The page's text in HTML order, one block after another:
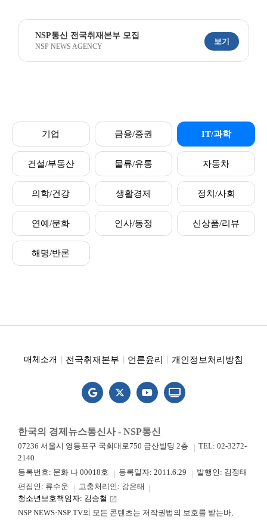
NSP통신 전국취재본부 모집
NSP NEWS AGENCY
보기
기업 금융/증권 IT/과학
건설/부동산 물류/유통 자동차
의학/건강 생활경제 정치/사회
연예/문화 인사/동정 신상품/리뷰
해명/반론
매체소개 전국취재본부 언론윤리 개인정보처리방침
한국의 경제뉴스통신사 - NSP통신
07236 서울시 영등포구 국회대로750 금산빌딩 2층
TEL: 02-3272-
2140
등록번호: 문화 나 00018호
등록일자: 2011.6.29
발행인: 김정태
편집인: 류수운
고충처리인: 강은태
청소년보호책임자: 김승철 launch
NSP NEWS·NSP TV의 모든 콘텐츠는 저작권법의 보호를 받는바,